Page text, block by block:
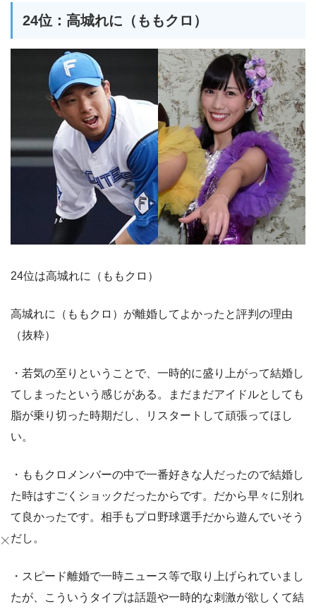
24位：高城れに（ももクロ）
24位は高城れに（ももクロ）
高城れに（ももクロ）が離婚してよかったと評判の理由
（抜粋）
・若気の至りということで、一時的に盛り上がって結婚し
てしまったという感じがある。まだまだアイドルとしても
脂が乗り切った時期だし、リスタートして頑張ってほし
い。
・ももクロメンバーの中で一番好きな人だったので結婚し
た時はすごくショックだったからです。だから早々に別れ
て良かったです。相手もプロ野球選手だから遊んでいそう
だし。
・スピード離婚で一時ニュース等で取り上げられていまし
たが、こういうタイプは話題や一時的な刺激が欲しくて結